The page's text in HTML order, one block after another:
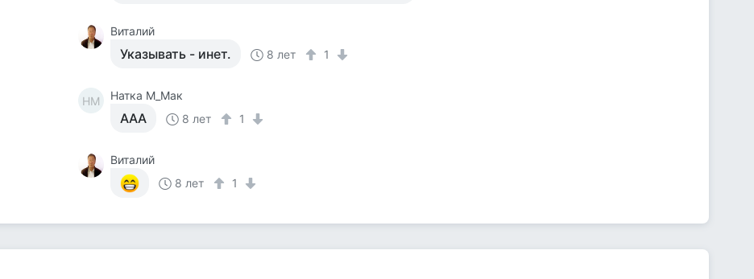
Виталий
Указывать - инет. 8 лет 1
НМ Натка М_Мак
ААА 8 лет 1
Виталий
8 лет
1